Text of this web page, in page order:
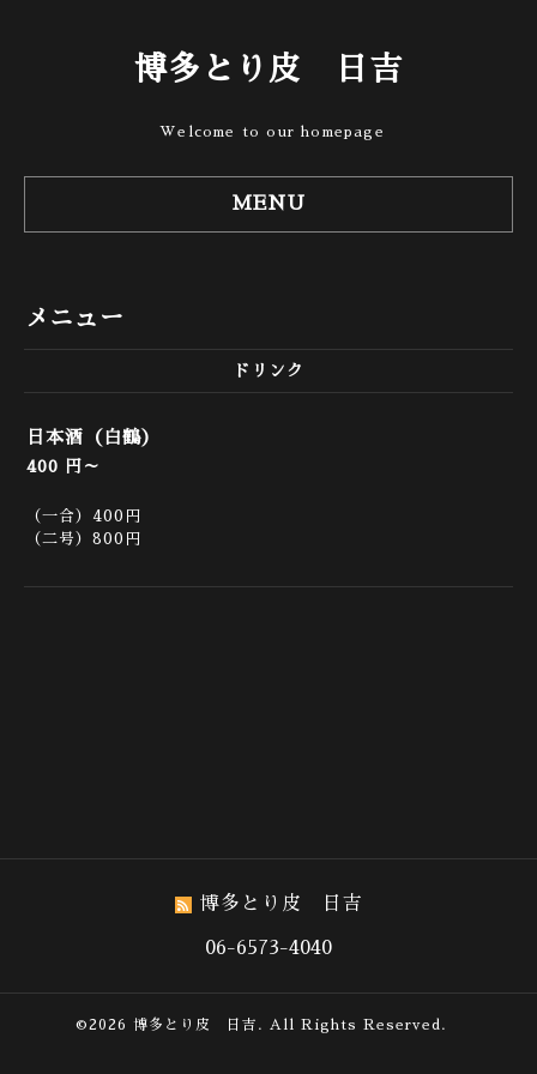
博多とり皮 日吉
Welcome to our homepage
MENU
メニュー
ドリンク
日本酒（白鶴）
400 円～
（一合）400円
（二号）800円
博多とり皮 日吉
06-6573-4040
©2026 博多とり皮 日吉 . All Rights Reserved.